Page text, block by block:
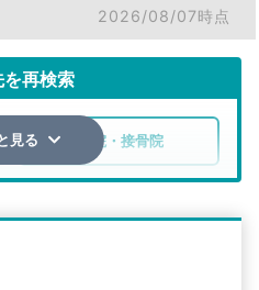
2026/08/07時点
再検索
整骨院・接骨院
見る